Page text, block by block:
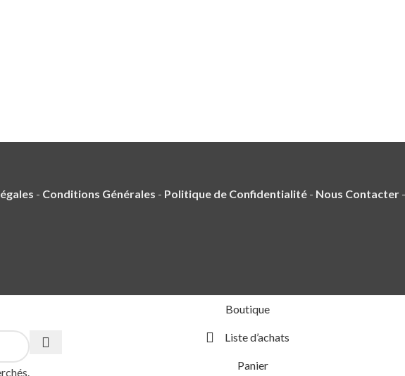
- Conditions Générales - Politique de Confidentialité- Nous Contacter-
Boutique
Liste d’achats
Panier